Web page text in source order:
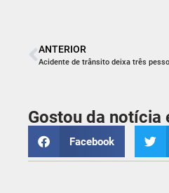
ANTERIOR
Acidente de trânsito deixa três
Gostou da
Facebook